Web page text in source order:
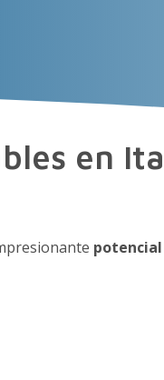
en